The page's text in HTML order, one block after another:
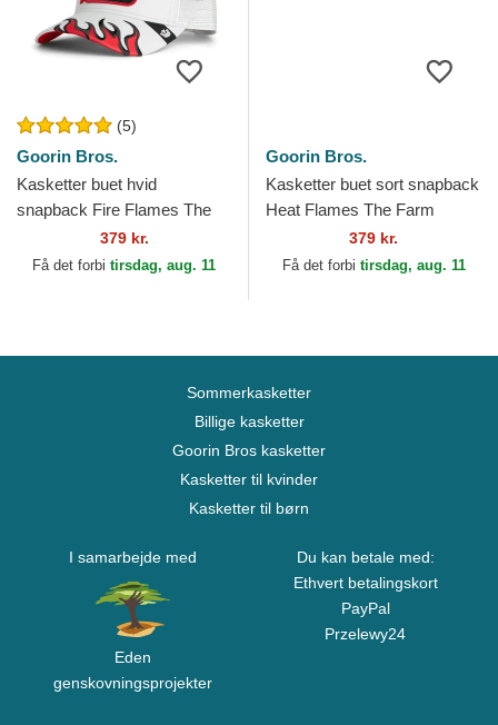
(5)
Goorin Bros.
Kasketter buet hvid
snapback Fire Flames The
Farm Goorin Bros.
379 kr.
Få det forbi tirsdag, aug. 11
Goorin Bros.
Kasketter buet sort snapback
Heat Flames The Farm
Goorin Bros.379 kr.
Få det forbi tirsdag, aug. 11
Sommerkasketter
Billige kasketter
Goorin Bros kasketter
Kasketter til kvinder
Kasketter til børn
I samarbejde med
Eden
genskovningsprojekter
Du kan betale med:
Ethvert betalingskort
PayPal
Przelewy24